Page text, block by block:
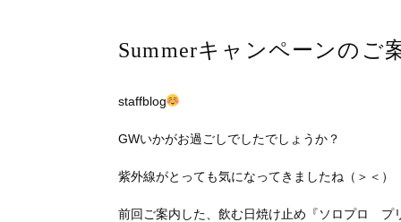
Summerキャンペーンのご
staffblog
GWいかがお過ごしでしたでしょうか？
紫外線がとっても気になってきましたね（＞＜）
前回ご案内した、飲む日焼け止め『ソロプロ プ